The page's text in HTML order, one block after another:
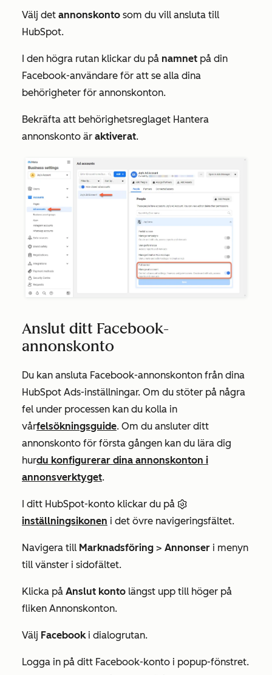
Välj det annonskonto som du vill ansluta till
HubSpot.
I den högra rutan klickar du på namnet på din
Facebook-användare för att se alla dina
behörigheter för annonskonton.
Bekräfta att behörighetsreglaget Hantera
annonskonto är aktiverat.
Anslut ditt Facebook-
annonskonto
Du kan ansluta Facebook-annonskonton från dina
HubSpot Ads-inställningar. Om du stöter på några
fel under processen kan du kolla in
vårfelsökningsguide. Om du ansluter ditt
annonskonto för första gången kan du lära dig
hurdu konfigurerar dina annonskonton i
annonsverktyget.
I ditt HubSpot-konto klickar du på
inställningsikonen i det övre navigeringsfältet.
Navigera till Marknadsföring > Annonser i menyn
till vänster i sidofältet.
Klicka på Anslut konto längst upp till höger på
fliken Annonskonton.
Välj Facebooki dialogrutan.
Logga in på ditt Facebook-konto i popup-fönstret.